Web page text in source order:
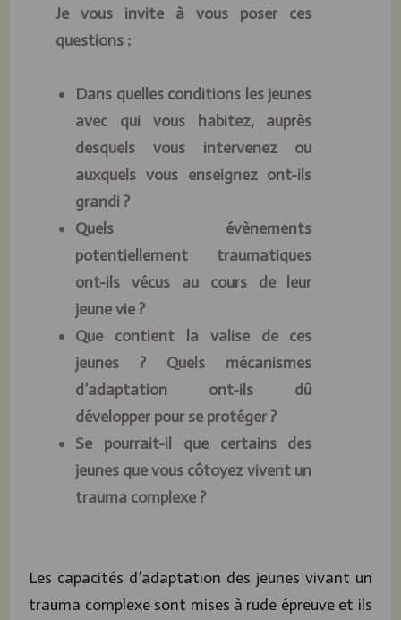
Je vous invite à vous poser ces
questions :
Dans quelles conditions les jeunes
avec qui vous habitez, auprès
desquels vous intervenez ou
auxquels vous enseignez ont-ils
grandi ?
Quels évènements
potentiellement traumatiques
ont-ils vécus au cours de leur
jeune vie ?
Que contient la valise de ces
jeunes ? Quels mécanismes
d’adaptation ont-ils dû
développer pour se protéger ?
Se pourrait-il que certains des
jeunes que vous côtoyez vivent un
trauma complexe ?
Les capacités d’adaptation des jeunes vivant un
trauma complexe sont mises à rude épreuve et ils